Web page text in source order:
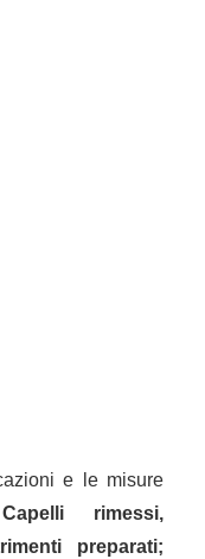
e le misure
Capelli rimessi,
preparati;